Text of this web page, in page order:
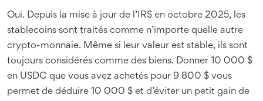
Oui. Depuis la mise à jour de l’IRS en octobre 2025, les
stablecoins sont traités comme n’importe quelle autre
crypto-monnaie. Même si leur valeur est stable, ils sont
toujours considérés comme des biens. Donner 10 000 $
en USDC que vous avez achetés pour 9 800 $ vous
permet de déduire 10 000 $ et d’éviter un petit gain de